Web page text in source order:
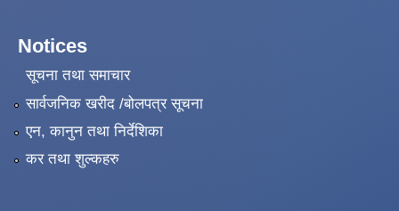
Notices
सूचना तथा समाचार
सार्वजनिक खरीद /बोलपत्र सूचना
एन, कानुन तथा निर्देशिका
कर तथा शुल्कहरु